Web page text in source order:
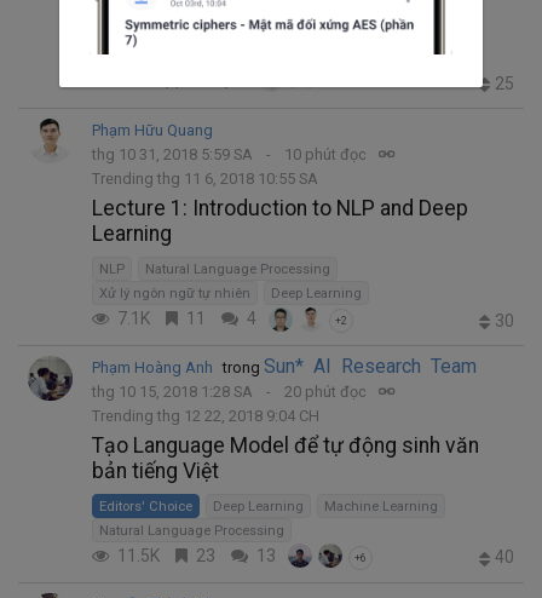
Natural Language Processing
Xử lý ngôn ngữ tự nhiên
25
Phạm Hữu Quang
thg 10 31, 2018 5:59 SA
10 phút đọc
Trending thg 11 6, 2018 10:55 SA
Lecture 1: Introduction to NLP and Deep
Learning
NLP
Natural Language Processing
Xử lý ngôn ngữ tự nhiên
Deep Learning
7.1K 11 4 +2 30
Phạm Hoàng Anh trong Sun* AI Research Team
thg 10 15, 2018 1:28 SA
20 phút đọc
Trending thg 12 22, 2018 9:04 CH
Tạo Language Model để tự động sinh văn
bản tiếng Việt
Editors' Choice Deep Learning
Machine Learning
Natural Language Processing
11.5K 23 13 +6 40